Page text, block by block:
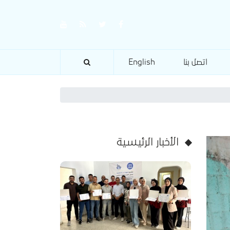
اتصل بنا English
الأخبار الرئيسية